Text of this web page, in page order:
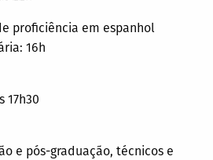
proficiência em espanhol
16h
17h30
e pós-graduação, técnicos e